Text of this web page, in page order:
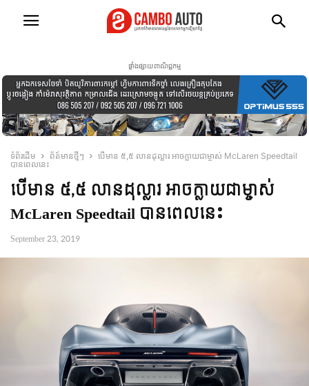
ផ្ទាំងផ្សាយពាណិជ្ជកម្ម
ទំព័រដើម ព័ត៍មានថ្មីៗ
បើមាន ៥,៥ លានដុល្លារ អាចក្លាយជាម្ចាស់ McLaren Speedtail
បាន​ពេល​នេះ
បើមាន ៥,៥ លានដុល្លារ អាចក្លាយជាម្ចាស់
McLaren Speedtail បាន​ពេល​នេះ
September 23, 2019